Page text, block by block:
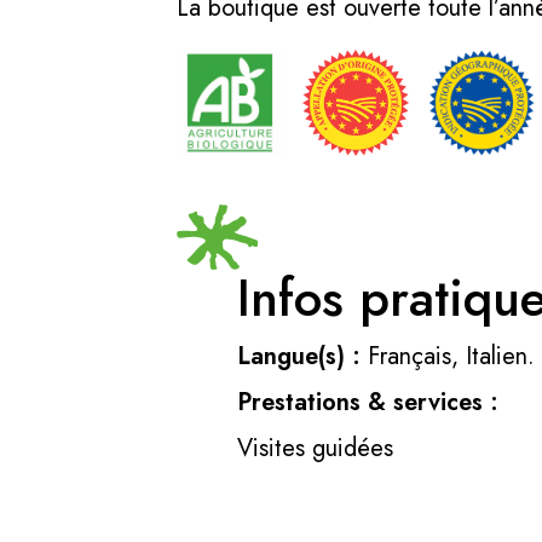
La boutique est ouverte toute
Infos
Langue(s) : Français, Italien.
Prestations & services :
Visites guidées